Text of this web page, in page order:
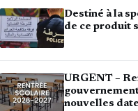
Destiné à la
de ce produit
URGENT –
nouvelles